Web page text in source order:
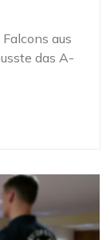
aus
das A-